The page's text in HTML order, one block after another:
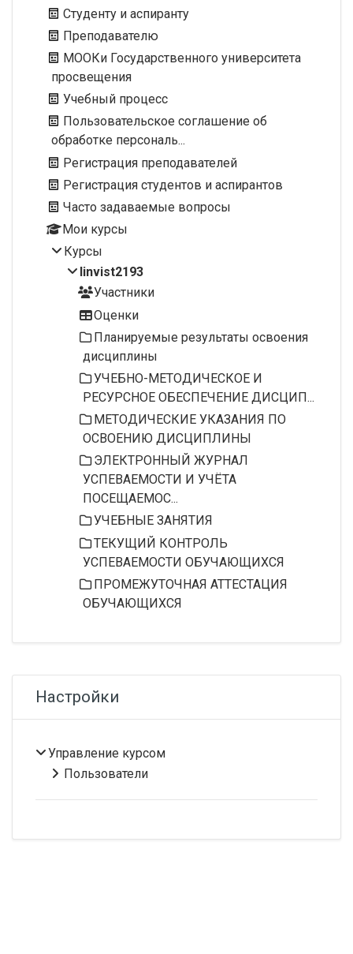
Студенту и аспиранту
Преподавателю
МООКи Государственного университета
просвещения
Учебный процесс
Пользовательское соглашение об
обработке персональ...
Регистрация преподавателей
Регистрация студентов и аспирантов
Часто задаваемые вопросы
Мои курсы
Курсы
linvist2193
Участники
Оценки
Планируемые результаты освоения
дисциплины
УЧЕБНО-МЕТОДИЧЕСКОЕ И
РЕСУРСНОЕ ОБЕСПЕЧЕНИЕ ДИСЦИП...
МЕТОДИЧЕСКИЕ УКАЗАНИЯ ПО
ОСВОЕНИЮ ДИСЦИПЛИНЫ
ЭЛЕКТРОННЫЙ ЖУРНАЛ
УСПЕВАЕМОСТИ И УЧЁТА
ПОСЕЩАЕМОС...
УЧЕБНЫЕ ЗАНЯТИЯ
ТЕКУЩИЙ КОНТРОЛЬ
УСПЕВАЕМОСТИ ОБУЧАЮЩИХСЯ
ПРОМЕЖУТОЧНАЯ АТТЕСТАЦИЯ
ОБУЧАЮЩИХСЯ
Настройки
Управление курсом
Пользователи